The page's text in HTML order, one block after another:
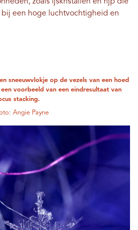
een hoge luchtvochtigheid en
sneeuwvlokje op de vezels van een hoed
een voorbeeld van een eindresultaat van
stacking.
Angie Payne